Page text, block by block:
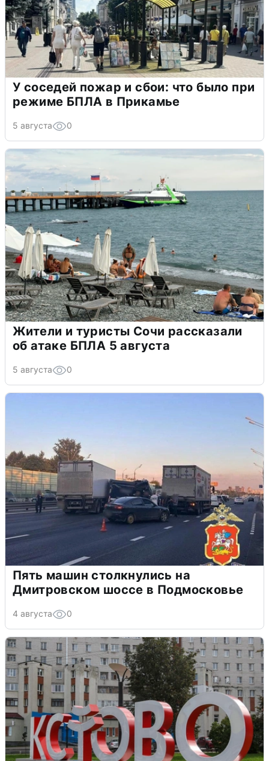
У соседей пожар и сбои: что было при
режиме БПЛА в Прикамье
5 августа 0
Жители и туристы Сочи рассказали
об атаке БПЛА 5 августа
5 августа 0
Пять машин столкнулись на
Дмитровском шоссе в Подмосковье
4 августа 0